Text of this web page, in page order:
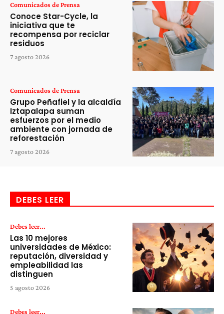
Comunicados de Prensa
Conoce Star-Cycle, la
iniciativa que te
recompensa por reciclar
residuos
7 agosto 2026
Comunicados de Prensa
Grupo Peñafiel y la alcaldía
Iztapalapa suman
esfuerzos por el medio
ambiente con jornada de
reforestación
7 agosto 2026
DEBES LEER
Debes leer...
Las 10 mejores
universidades de México:
reputación, diversidad y
empleabilidad las
distinguen
5 agosto 2026
Debes leer...